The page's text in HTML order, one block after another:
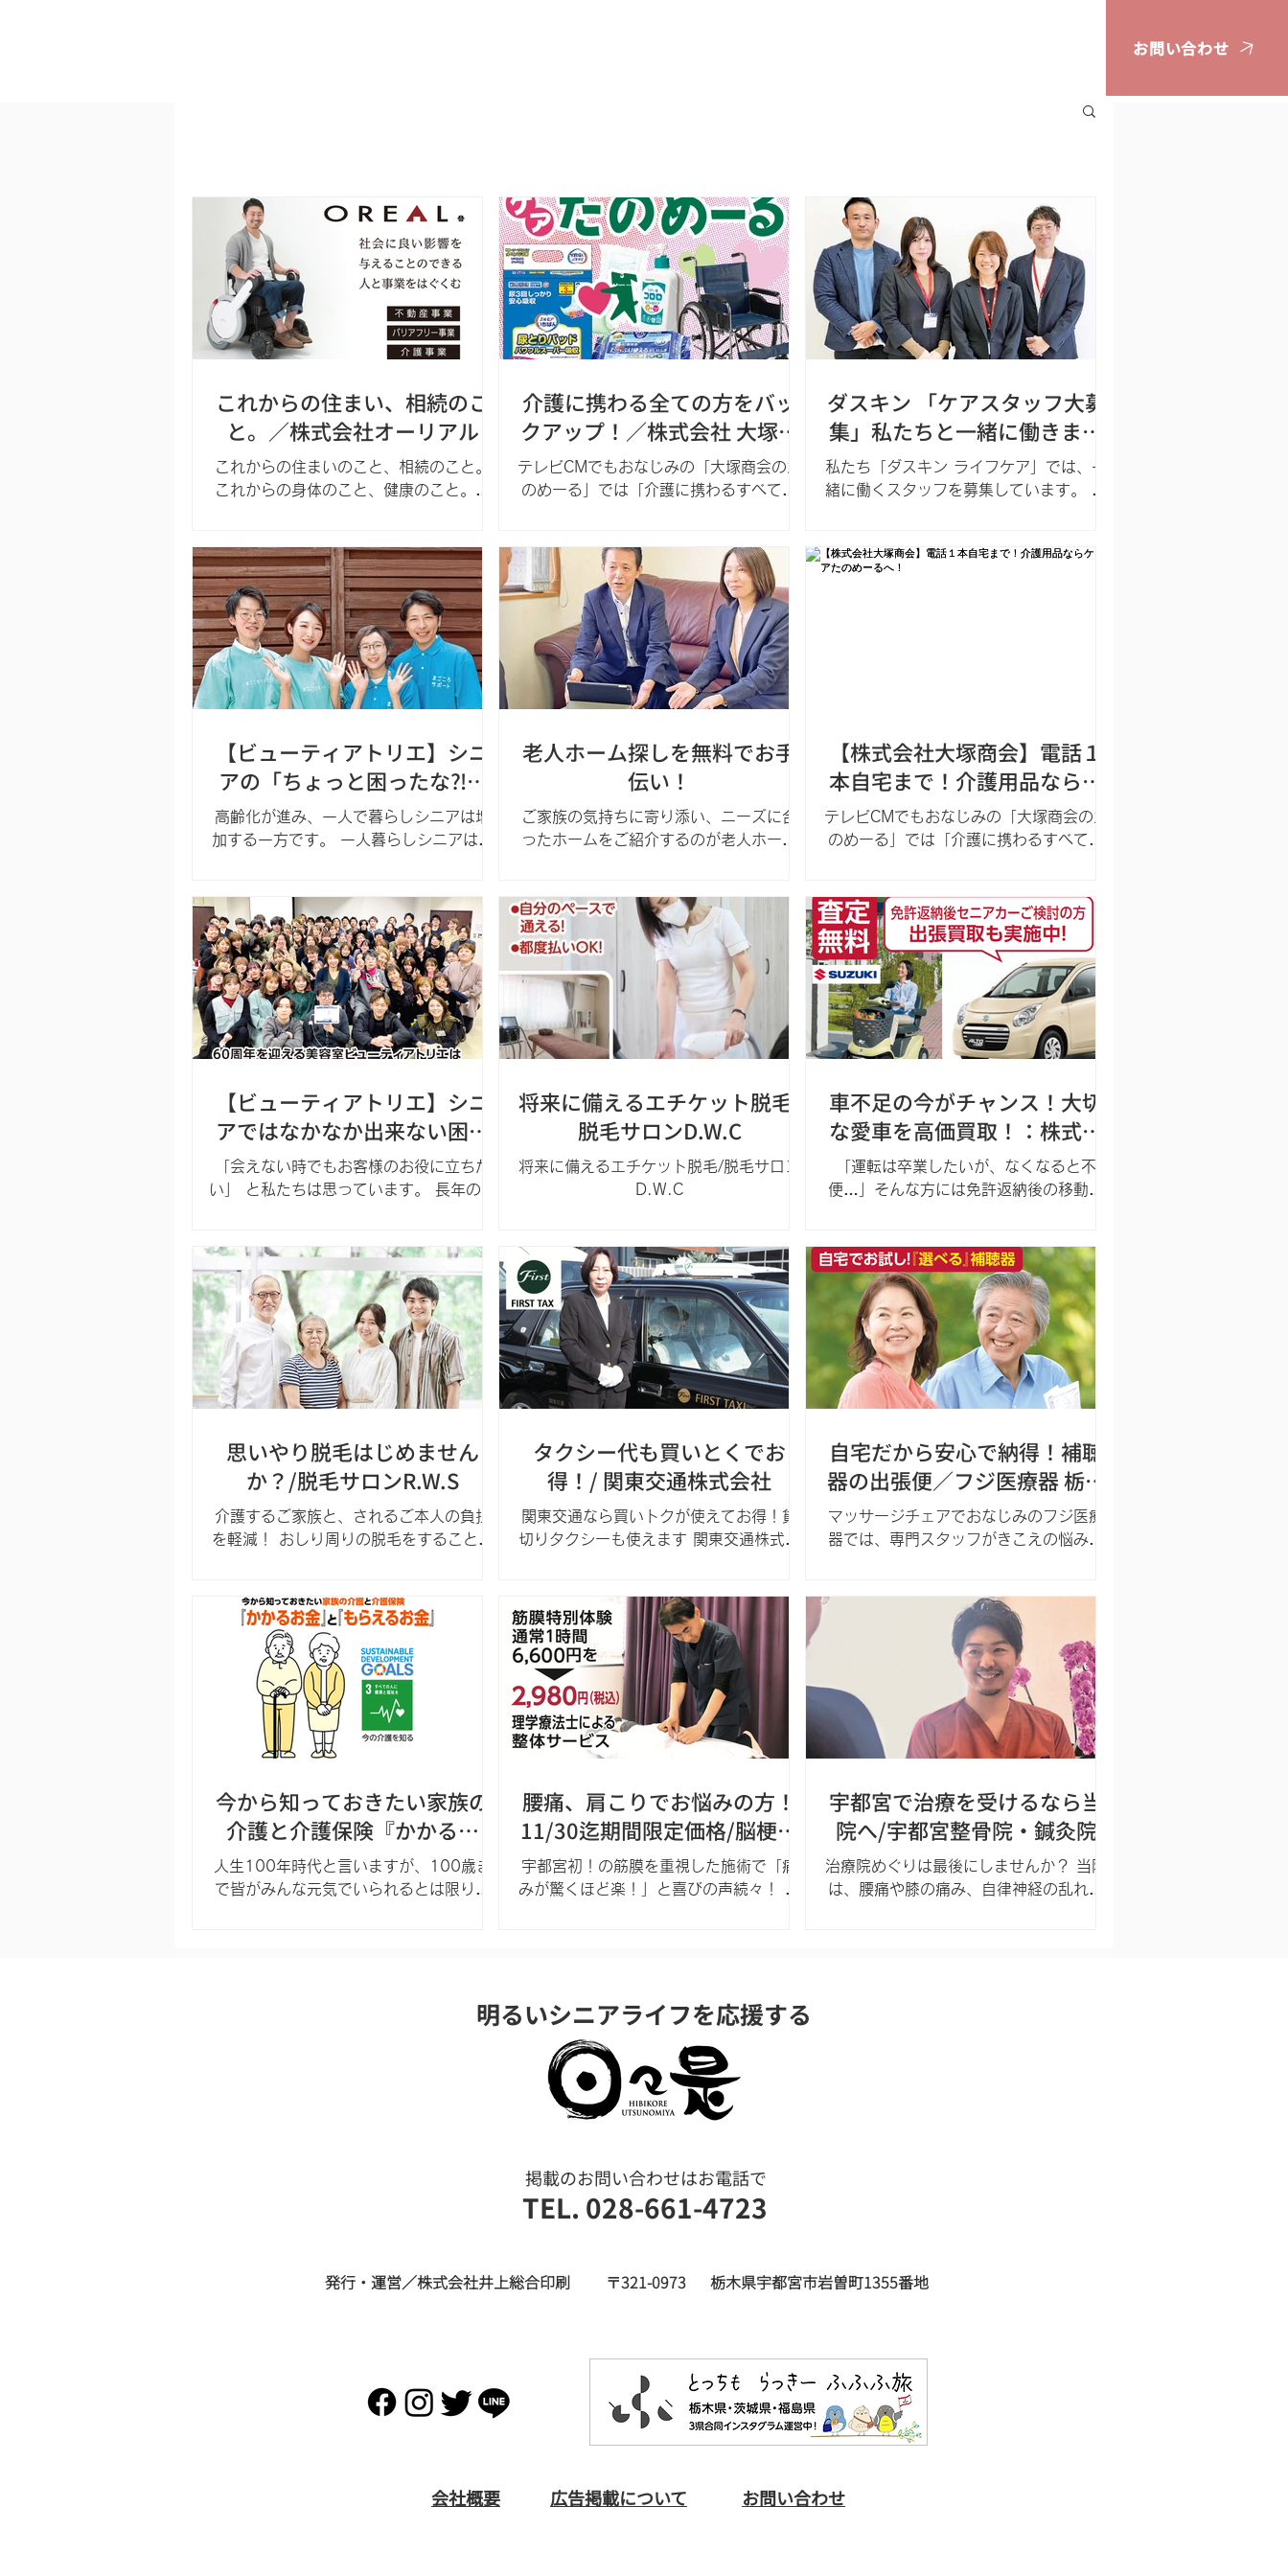
お問い合わせ
これからの住まい、相続のこ
と。／株式会社オーリアル
これからの住まいのこと、相続のこと。
これからの身体のこと、健康のこと。い
護事業を通して、暮らしのこれからを整
えるお手伝いをいたします。 株式会社オ
ーリアル 宇都宮市上戸祭町551 営業時
間：9時～18時 定休日：土曜・日曜 ☎
028-622-3905 「ヒビコレうつのみや
を見た」とお電話を！
介護に携わる全ての方をバッ
クアップ！／株式会社 大塚商
会
テレビCMでもおなじみの「大塚商会のた
のめーる」では「介護に携わるすべての
ーる」 が あること、ご存知でしたか？
施設などの法人のお客様だけでなく、個
人のお客様のご自宅での介護に必要な ・
大人用おむつ ・口腔ケア用品 ・食事の補
助用品 ・衛生用品などの日用品 ・介護す
る時にこれがあったら便利！という商品
まで、ひとりひとりのお客様が対応して
を取り揃えています！ 法人様・個人様
どちらもご利用できて、年会費・会員登
録費はすべて無料！ 無料お試しサンプル
もご用意しております。 介護用品なら何
でもお任せください！ 株式会社大塚商会
月曜〜土曜：8時30分〜19時（日曜・祝
日を除く） 個人様用 ☎ 0120-326-
270 月曜～金曜：9時～18時（土・日・
祝日を除く）
ダスキン 「ケアスタッフ大募
集」私たちと一緒に働きませ
んか？／ダスキン ライフケア
私たち「ダスキン ライフケア」では、一
緒に働くスタッフを募集しています。 高
す。 病院への付き添いや、掃除、買い
【ビューティアトリエ】シニ
アの「ちょっと困ったな⁈」
誰に相談すればいいのかな？
高齢化が進み、一人で暮らしシニアは増
加する一方です。 一人暮らしシニアはゴ
当たり前に起きる事象に「小さな困っ
た」を抱えているようです。 そんな「小
さな困りごと」をお手伝いするのが私た
ち「まごころサポート...
老人ホーム探しを無料でお手
伝い！
ご家族の気持ちに寄り添い、ニーズに合
ったホームをご紹介するのが老人ホーム
（介護付有料老人ホーム・住宅型有料老
人ホーム）、サービス付高齢者向け住
宅、グループホーム合計1200件以上の中
から、ご家族の気持ち...
【株式会社大塚商会】電話１
本自宅まで！介護用品ならケ
アたのめーるへ！
テレビCMでもおなじみの「大塚商会のた
のめーる」では「介護に携わるすべての
ーる」 というものもあるということをご
存知でしたか？ 施設などの法人の方だけ
でなく、個人のお客様のご自宅での介護
に必要な ...
【ビューティアトリエ】シニ
アではなかなか出来ない困り
事 お手伝い致します!!
「会えない時でもお客様のお役に立ちた
い」 と私たちは思っています。 長年のお
したことを手伝ってほしい」 とのご意見
をいただきました！ ご家庭での困り事を
お手伝い致します！ ビューティーアトリ
エ...
将来に備えるエチケット脱毛/
脱毛サロンD.W.C
将来に備えるエチケット脱毛/脱毛サロン
D.W.C
車不足の今がチャンス！大切
な愛車を高価買取！：株式会
社ブレシア
「運転は卒業したいが、なくなると不
便…」そんな方には免許返納後の移動手
など購入相談や、修理お手入れ等アフタ
ーフォローも万全で安心！ 株式会社ブレ
シア 営業時間：9時〜17時 定休日：日曜
日 ☎️...
思いやり脱毛はじめません
か？/脱毛サロンR.W.S
介護するご家族と、されるご本人の負担
を軽減！ おしり周りの脱毛をすることで
生的に保つことができます。 『思いやり
脱毛』のメリット ①排泄物の取替え時の
負担が減った...
タクシー代も買いとくでお
得！/ 関東交通株式会社
関東交通なら買いトクが使えてお得！貸
切りタクシーも使えます 関東交通株式会
自宅だから安心で納得！補聴
器の出張便／フジ医療器 栃木
営業所
マッサージチェアでおなじみのフジ医療
器では、専門スタッフがきこえの悩みや
言われています。 「最近テレビの音が聞
こえづらい気がする」 「会話の途中で、
何度も聞き返してしまう…」 ...
今から知っておきたい家族の
介護と介護保険『かかるお
金』と『もらえるお金』の話
人生100年時代と言いますが、100歳ま
で皆がみんな元気でいられるとは限りま
均寿命から寝たきりや認知症など介護状
腰痛、肩こりでお悩みの方！
11/30迄期間限定価格/脳梗塞
リハビリステーション
宇都宮初！の筋膜を重視した施術で「痛
みが驚くほど楽！」と喜びの声続々！ 当
宇都宮で治療を受けるなら当
院へ/宇都宮整骨院・鍼灸院
治療院めぐりは最後にしませんか？ 当院
は、腰痛や膝の痛み、自律神経の乱れ、
明るいシニアライフを応援する
​掲載のお問い合わせはお電話で
TEL. 028-661-4723
​発行・運営／株式会社井上総合印刷 〒321-0973 栃木県宇都宮市岩曽町1355番地
​会社概要 広告掲載について お問い合わせ